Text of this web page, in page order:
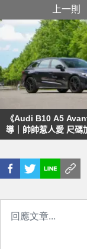
上一則
《Audi B10 A5
導｜帥帥惹人愛 尺碼